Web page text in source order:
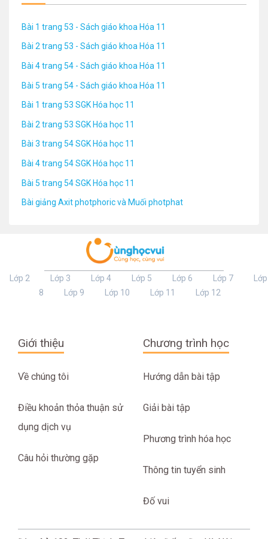
Bài 1 trang 53 - Sách giáo khoa Hóa 11
Bài 2 trang 53 - Sách giáo khoa Hóa 11
Bài 4 trang 54 - Sách giáo khoa Hóa 11
Bài 5 trang 54 - Sách giáo khoa Hóa 11
Bài 1 trang 53 SGK Hóa học 11
Bài 2 trang 53 SGK Hóa học 11
Bài 3 trang 54 SGK Hóa học 11
Bài 4 trang 54 SGK Hóa học 11
Bài 5 trang 54 SGK Hóa học 11
Bài giảng Axit photphoric và Muối photphat
Lớp 2 Lớp 3 Lớp 4 Lớp 5 Lớp 6 Lớp 7
Lớp
8
Lớp 9 Lớp 10 Lớp 11 Lớp 12
Giới thiệu
Về chúng tôi
Điều khoản thỏa thuận sử
dụng dịch vụ
Câu hỏi thường gặp
Chương trình học
Hướng dẫn bài tập
Giải bài tập
Phương trình hóa học
Thông tin tuyển sinh
Đố vui